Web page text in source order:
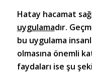
Hatay hacamat
uygulamadır.
bu uygulama
olmasına önemli
faydaları ise şu